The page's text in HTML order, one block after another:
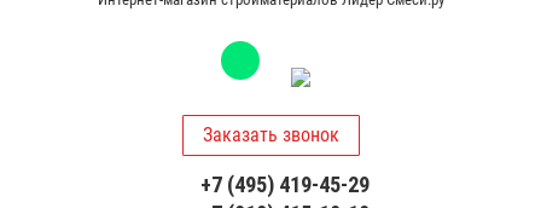
Заказать звонок
+7 (495) 419-45-29